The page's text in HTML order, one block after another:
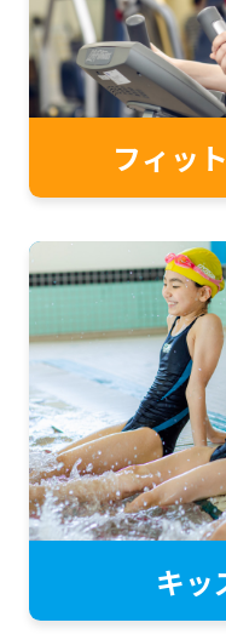
フィッ
キッ